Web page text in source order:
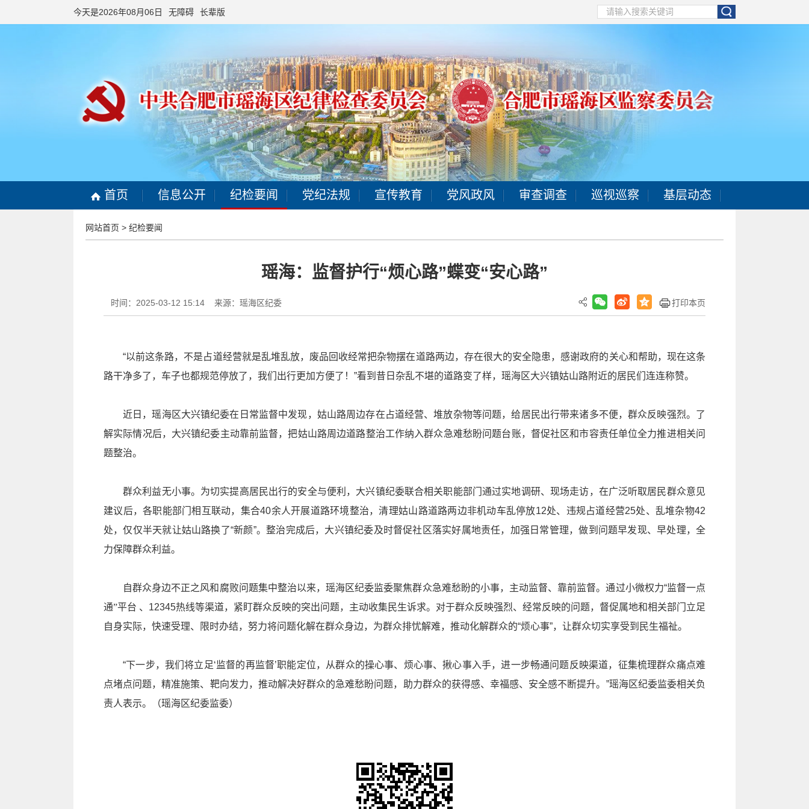
今天是2026年08月06日 无障碍 长辈版
首页 信息公开 纪检要闻 党纪法规 宣传教育 党风政风 审查调查 巡视巡察 基层动态
网站首页 > 纪检要闻
瑶海：监督护行“烦心路”蝶变“安心路”
时间：2025-03-12 15:14 来源：瑶海区纪委 打印本页
“以前这条路，不是占道经营就是乱堆乱放，废品回收经常把杂物摆在道路两边，存在很大的安全隐患，感谢政府的关心和帮助，现在这条
路干净多了，车子也都规范停放了，我们出行更加方便了！”看到昔日杂乱不堪的道路变了样，瑶海区大兴镇姑山路附近的居民们连连称赞。
近日，瑶海区大兴镇纪委在日常监督中发现，姑山路周边存在占道经营、堆放杂物等问题，给居民出行带来诸多不便，群众反映强烈。了
解实际情况后，大兴镇纪委主动靠前监督，把姑山路周边道路整治工作纳入群众急难愁盼问题台账，督促社区和市容责任单位全力推进相关问
题整治。
群众利益无小事。为切实提高居民出行的安全与便利，大兴镇纪委联合相关职能部门通过实地调研、现场走访，在广泛听取居民群众意见
建议后，各职能部门相互联动，集合40余人开展道路环境整治，清理姑山路道路两边非机动车乱停放12处、违规占道经营25处、乱堆杂物42
处，仅仅半天就让姑山路换了“新颜”。整治完成后，大兴镇纪委及时督促社区落实好属地责任，加强日常管理，做到问题早发现、早处理，全
力保障群众利益。
自群众身边不正之风和腐败问题集中整治以来，瑶海区纪委监委聚焦群众急难愁盼的小事，主动监督、靠前监督。通过小微权力“监督一点
通”平台 、12345热线等渠道，紧盯群众反映的突出问题，主动收集民生诉求。对于群众反映强烈、经常反映的问题，督促属地和相关部门立足
自身实际，快速受理、限时办结，努力将问题化解在群众身边，为群众排忧解难，推动化解群众的“烦心事”，让群众切实享受到民生福祉。
“下一步，我们将立足‘监督的再监督’职能定位，从群众的操心事、烦心事、揪心事入手，进一步畅通问题反映渠道，征集梳理群众痛点难
点堵点问题，精准施策、靶向发力，推动解决好群众的急难愁盼问题，助力群众的获得感、幸福感、安全感不断提升。”瑶海区纪委监委相关负
责人表示。（瑶海区纪委监委）